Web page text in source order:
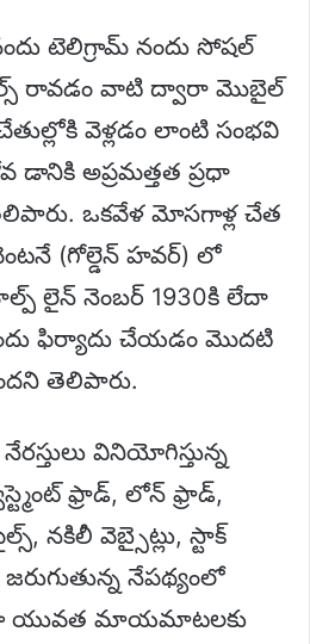
టెలిగ్రామ్ నందు సోషల్
రావడం వాటి ద్వారా మొబైల్
వెళ్లడం లాంటి సంభవి
డానికి అప్రమత్తత ప్రధా
ఒకవేళ మోసగాళ్ల చేత
(గోల్డెన్ హవర్) లో
లైన్ నెంబర్ 1930కి లేదా
ఫిర్యాదు చేయడం మొదటి
తెలిపారు.
వినియోగిస్తున్న
ఫ్రాడ్, లోన్ ఫ్రాడ్,
నకిలీ వెబ్సైట్లు, స్టాక్
నేపథ్యంలో
యువత మాయమాటలకు